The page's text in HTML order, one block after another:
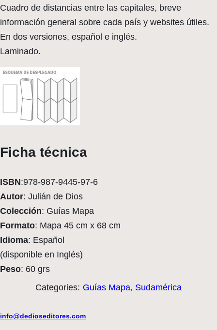
Cuadro de distancias entre las capitales, breve
información general sobre cada país y websites útiles.
En dos versiones, español e inglés.
Laminado.
Ficha técnica
ISBN:978-987-9445-97-6
Autor: Julián de Dios
Colección: Guías Mapa
Formato: Mapa 45 cm x 68 cm
Idioma: Español
(disponible en Inglés)
Peso: 60 grs
Categories: Guías Mapa, Sudamérica
info@dedioseditores.com